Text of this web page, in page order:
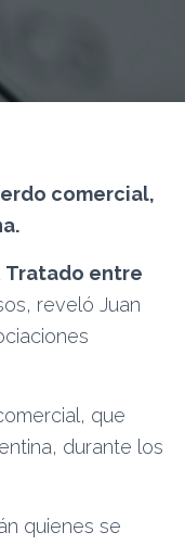
comercial,
Tratado entre
reveló Juan
que
durante los
quienes se